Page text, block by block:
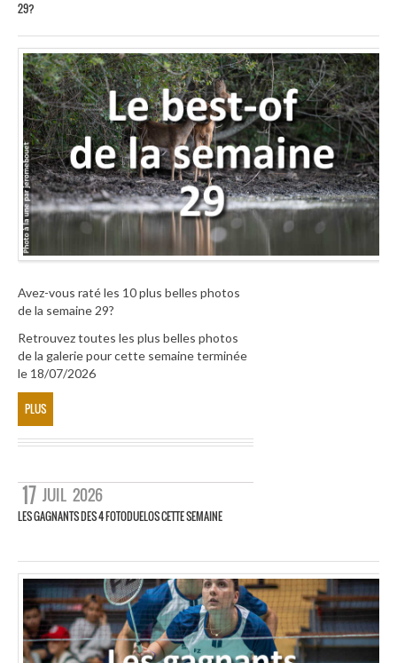
29?
Avez-vous raté les 10 plus belles photos
de la semaine 29?
Retrouvez toutes les plus belles photos
de la galerie pour cette semaine terminée
le 18/07/2026
PLUS
17 JUIL 2026
LES GAGNANTS DES 4 FOTODUELOS CETTE SEMAINE